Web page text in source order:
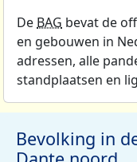
De BAG bevat de
en gebouwen in
adressen, alle
standplaatsen en
Bevolking in